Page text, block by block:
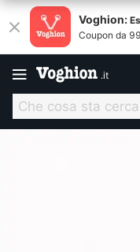
Voghion:
Coupon da
.it